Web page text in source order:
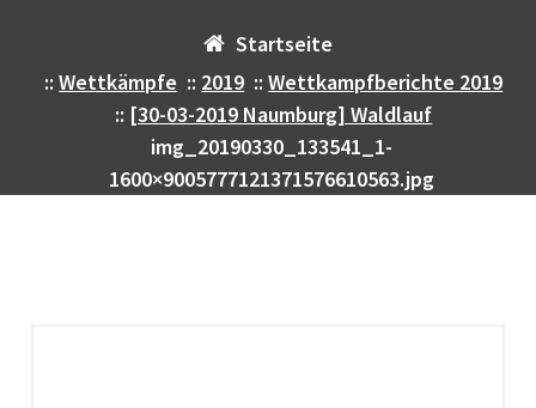
Startseite
::Wettkämpfe :: 2019 ::Wettkampfberichte 2019
:: [30-03-2019 Naumburg] Waldlauf
img_20190330_133541_1-
1600×9005777121371576610563.jpg